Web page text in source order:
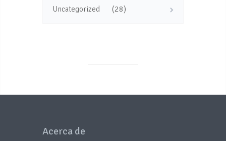
Uncategorized (28)
Acerca de